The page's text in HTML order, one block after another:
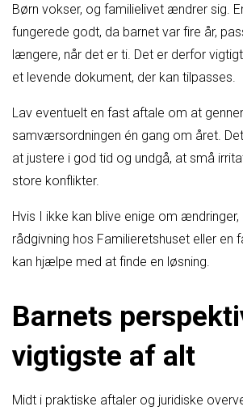
Børn vokser, og familielivet ændrer sig.
fungerede godt, da barnet var fire år,
længere, når det er ti. Det er derfor
et levende dokument, der kan tilpasses.
Lav eventuelt en fast aftale om at
samværsordningen én gang om året.
at justere i god tid og undgå, at små
store konflikter.
Hvis I ikke kan blive enige om
rådgivning hos Familieretshuset eller en
kan hjælpe med at finde en løsning.
Barnets
vigtigste af alt
Midt i praktiske aftaler og juridiske